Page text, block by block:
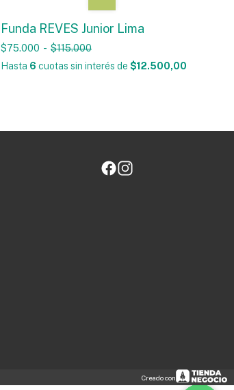
Funda REVES Junior Lima
$75.000 - $115.000
Hasta 6 cuotas sin interés de $12.500,00
Creado con